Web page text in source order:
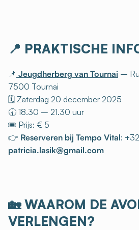
📍 PRAKTISCHE
📌 Jeugdherberg van Tournai –
7500 Tournai
🗓️ Zaterdag 20 december 2025
🕣 18.30 – 21.30 uur
🎟️ Prijs: € 5
👉 Reserveren bij Tempo Vital:
patricia.lasik@gmail.com
🏡WAAROM DE
VERLENGEN?